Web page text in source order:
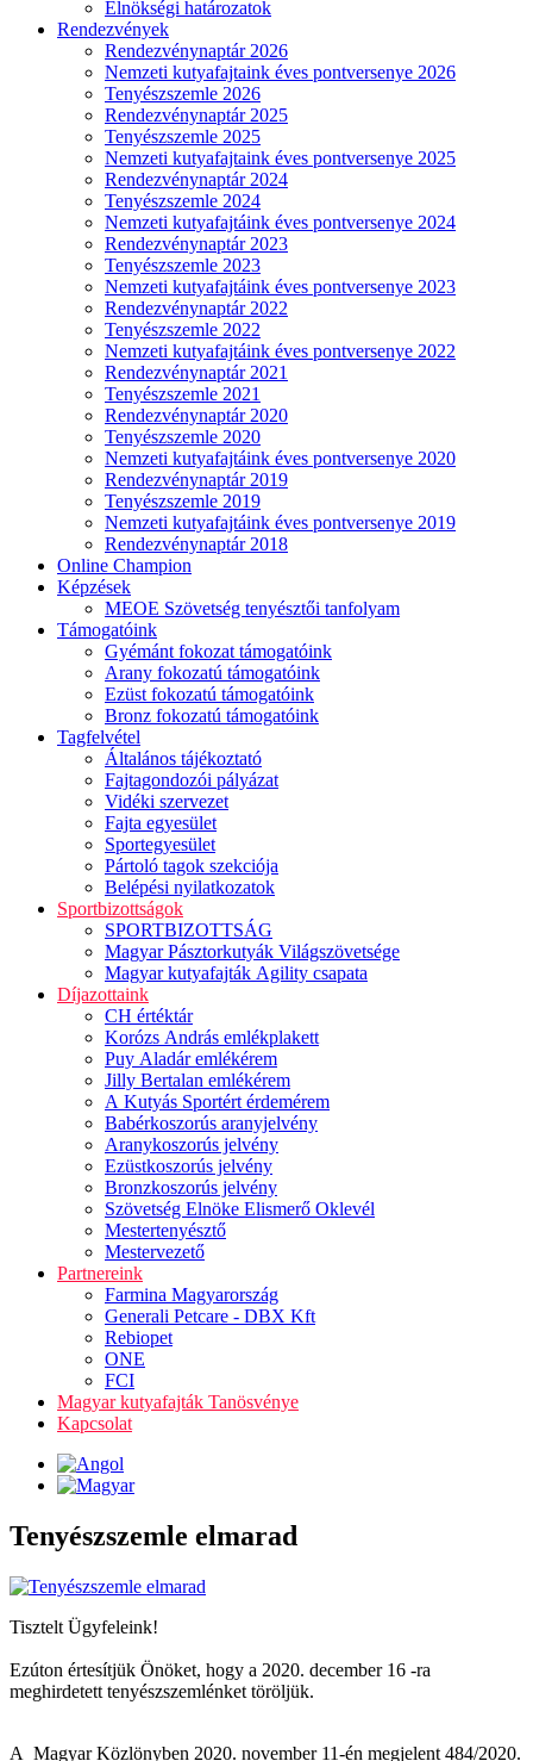
Elnökségi határozatok
Rendezvények
Rendezvénynaptár 2026
Nemzeti kutyafajtaink éves pontversenye 2026
Tenyészszemle 2026
Rendezvénynaptár 2025
Tenyészszemle 2025
Nemzeti kutyafajtaink éves pontversenye 2025
Rendezvénynaptár 2024
Tenyészszemle 2024
Nemzeti kutyafajtáink éves pontversenye 2024
Rendezvénynaptár 2023
Tenyészszemle 2023
Nemzeti kutyafajtáink éves pontversenye 2023
Rendezvénynaptár 2022
Tenyészszemle 2022
Nemzeti kutyafajtáink éves pontversenye 2022
Rendezvénynaptár 2021
Tenyészszemle 2021
Rendezvénynaptár 2020
Tenyészszemle 2020
Nemzeti kutyafajtáink éves pontversenye 2020
Rendezvénynaptár 2019
Tenyészszemle 2019
Nemzeti kutyafajtáink éves pontversenye 2019
Rendezvénynaptár 2018
Online Champion
Képzések
MEOE Szövetség tenyésztői tanfolyam
Támogatóink
Gyémánt fokozat támogatóink
Arany fokozatú támogatóink
Ezüst fokozatú támogatóink
Bronz fokozatú támogatóink
Tagfelvétel
Általános tájékoztató
Fajtagondozói pályázat
Vidéki szervezet
Fajta egyesület
Sportegyesület
Pártoló tagok szekciója
Belépési nyilatkozatok
Sportbizottságok
SPORTBIZOTTSÁG
Magyar Pásztorkutyák Világszövetsége
Magyar kutyafajták Agility csapata
Díjazottaink
CH értéktár
Korózs András emlékplakett
Puy Aladár emlékérem
Jilly Bertalan emlékérem
A Kutyás Sportért érdemérem
Babérkoszorús aranyjelvény
Aranykoszorús jelvény
Ezüstkoszorús jelvény
Bronzkoszorús jelvény
Szövetség Elnöke Elismerő Oklevél
Mestertenyésztő
Mestervezető
Partnereink
Farmina Magyarország
Generali Petcare - DBX Kft
Rebiopet
ONE
FCI
Magyar kutyafajták Tanösvénye
Kapcsolat
Tenyészszemle elmarad
Tisztelt Ügyfeleink!
Ezúton értesítjük Önöket, hogy a 2020. december 16 -ra
meghirdetett tenyészszemlénket töröljük.
A Magyar Közlönyben 2020. november 11-én megjelent 484/2020.